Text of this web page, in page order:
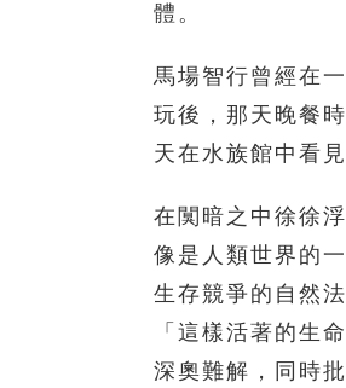
體。
馬場智行曾經在
玩後，那天晚餐
天在水族館中看
在闃暗之中徐徐
像是人類世界的
生存競爭的自然
「這樣活著的生
深奧難解，同時